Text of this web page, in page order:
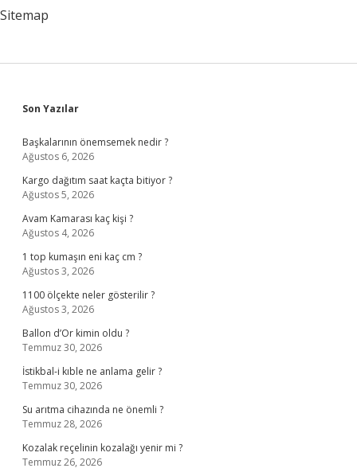
Sitemap
Sidebar
Son Yazılar
Başkalarının önemsemek nedir ?
Ağustos 6, 2026
Kargo dağıtım saat kaçta bitiyor ?
Ağustos 5, 2026
Avam Kamarası kaç kişi ?
Ağustos 4, 2026
1 top kumaşın eni kaç cm ?
Ağustos 3, 2026
1100 ölçekte neler gösterilir ?
Ağustos 3, 2026
Ballon d’Or kimin oldu ?
Temmuz 30, 2026
İstikbal-i kıble ne anlama gelir ?
Temmuz 30, 2026
Su arıtma cihazında ne önemli ?
Temmuz 28, 2026
Kozalak reçelinin kozalağı yenir mi ?
Temmuz 26, 2026